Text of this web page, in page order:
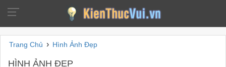
Trang Chủ › Hình Ảnh Đẹp
HÌNH ẢNH ĐẸP